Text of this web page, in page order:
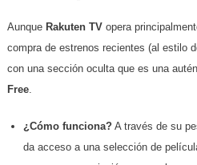
​Aunque Rakuten TVopera
compra de estrenos recientes (al estilo
con una sección oculta que es una
Free.
¿Cómo funciona?A través de su
da acceso a una selección de